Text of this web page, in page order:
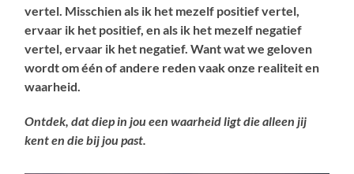
vertel. Misschien als ik het mezelf positief vertel,
ervaar ik het positief, en als ik het mezelf negatief
vertel, ervaar ik het negatief. Want wat we geloven
wordt om één of andere reden vaak onze realiteit en
waarheid.
Ontdek, dat diep in jou een waarheid ligt die alleen jij
kent en die bij jou past.